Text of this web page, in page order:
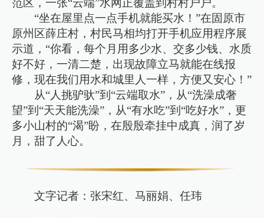
范区，一张“云端”水网正覆盖到村村户户。
“坐在屋里点一点手机就能买水！”在固原市
原州区薛庄村，村民马相均打开手机应用程序展
示道，“你看，每个月用多少水、交多少钱、水质
好不好，一清二楚，出现故障立马就能在线报
修，现在我们用水和城里人一样，方便又安心！”
从“人挑驴驮”到“云端取水”，从“洗澡成奢
望”到“天天能洗澡”，从“有水吃”到“吃好水”，更
多小山村的“渴”盼，在殷殷牵挂中成真，润了岁
月，甜了人心。
文字记者：张宋红、马丽娟、任玮